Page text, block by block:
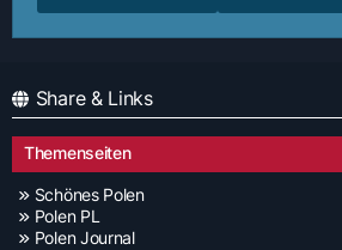
Share & Links
Themenseiten
Schönes Polen
Polen PL
Polen Journal